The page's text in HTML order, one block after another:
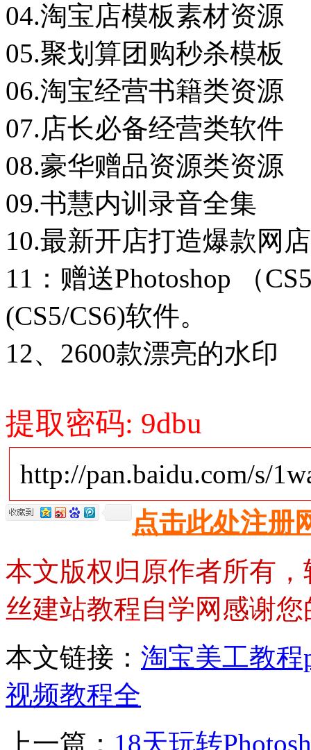
04.淘宝店模板素材资源
05.聚划算团购秒杀模板
06.淘宝经营书籍类资源
07.店长必备经营类软件
08.豪华赠品资源类资源
09.书慧内训录音全集
10.最新开店打造爆款网
11：赠送Photoshop （
(CS5/CS6)软件。
12、2600款漂亮的水印
提取密码: 9dbu
http://pan.baidu.com/s/
点击此处注册
本文版权归原作者所有
丝建站教程自学网感谢
本文链接： 淘宝美工教程
视频教程全
上一篇： 18天玩转